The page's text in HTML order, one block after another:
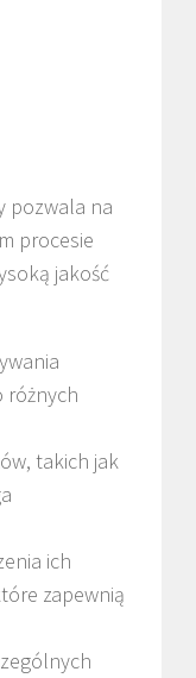
pozwala na
procesie
jakość
różnych
takich jak
ich
zapewnią